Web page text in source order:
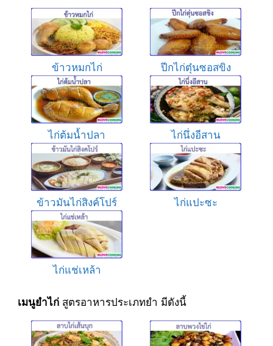
ข้าวหมกไก่ ปีกไก่ตุ๋นซอสขิง
ไก่ต้มน้ำปลา ไก่นึ่งอีสาน
ข้าวมันไก่สิงค์โปร์ ไก่แปะซะ
ไก่แช่เหล้า
เมนูยำไก่สูตรอาหารประเภทยำ มีดังนี้